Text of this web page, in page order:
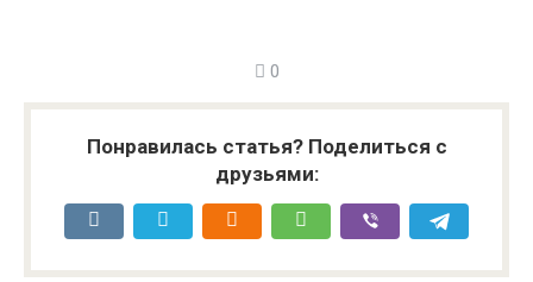
0
Понравилась статья? Поделиться с
друзьями: